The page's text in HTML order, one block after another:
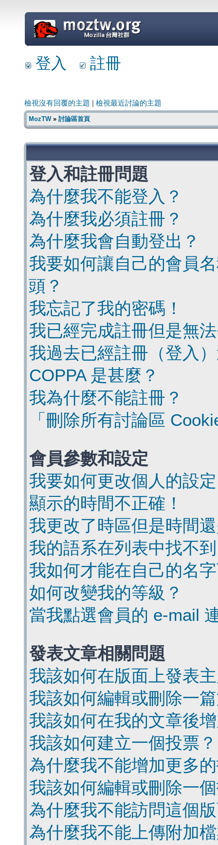
=
登入 註冊
檢視沒有回覆的主題 檢視最近討論的主題
MozTW» 討論區首頁
登入和註冊問題
為什麼我不能登入？
為什麼我必須註冊？
為什麼我會自動登出？
我要如何讓自己的會員
頭？
我忘記了我的密碼！
我已經完成註冊但是無
我過去已經註冊（登入
COPPA 是甚麼？
我為什麼不能註冊？
「刪除所有討論區
會員參數和設定
我要如何更改個人的設
顯示的時間不正確！
我更改了時區但是時間
我的語系在列表中找不
我如何才能在自己的名
如何改變我的等級？
當我點選會員的 e-mail
發表文章相關問題
我該如何在版面上發表
我該如何編輯或刪除一
我該如何在我的文章後
我該如何建立一個投票？
為什麼我不能增加更多
我該如何編輯或刪除一
為什麼我不能訪問這個
為什麼我不能上傳附加